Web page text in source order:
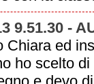
9.51.30 -
Chiara ed
ho scelto